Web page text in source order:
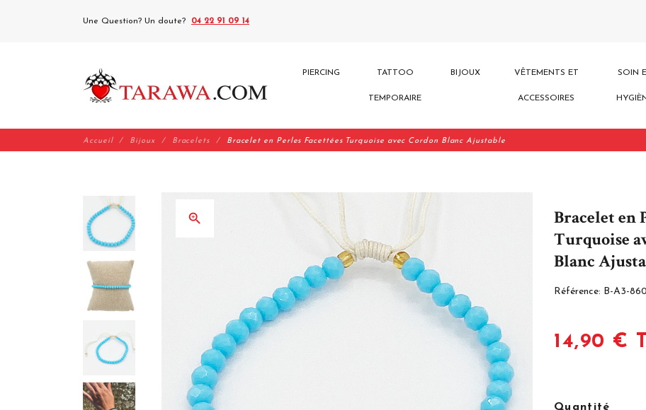
Une Question? Un doute? 04 22 91 09 14
PIERCING TATTOO
TEMPORAIRE
BIJOUX VÊTEMENTS ET
ACCESSOIRES
SOIN
Accueil Bijoux Bracelets Bracelet en Perles Facettées Turquoise avec Cordon Blanc Ajustable
zoom_in
Bracelet en
Turquoise
Blanc
Référence: B-A3-
14,90 €
Quantité